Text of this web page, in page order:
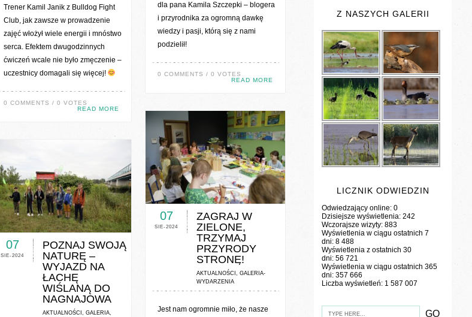
Z NASZYCH GALERII
LICZNIK ODWIEDZIN
Odwiedzający online:0
Dzisiejsze wyświetlenia:242
Wczorajsze wizyty:883
Wyświetlenia w ciągu ostatnich 7
dni:8 488
Wyświetlenia z ostatnich 30
dni:56 721
Wyświetlenia w ciągu ostatnich 365
dni:357 666
Liczba wyświetleń: 1 587 007
dla pana Kamila Szczepki – blogera
i przyrodnika za ogromną dawkę
wiedzy i pasji, którą się z nami
podzielił!
0 COMMENTS / 0 VOTES
READ MORE
Trener Kamil Janik z Bulldog Fight
Club, jak zawsze w prowadzenie
zajęć włożył wiele energii i mnóstwo
serca. Efektem dwugodzinnych
ćwiczeń wcale nie było zmęczenie –
uczestnicy domagali się więcej!
0 COMMENTS / 0 VOTES
READ MORE
0 COMMENTS / 0 VOTES
07
SIE-2024
ZAGRAJ W
ZIELONE,
TRZYMAJ
PRZYRODY
STRONĘ!
AKTUALNOŚCI , GALERIA-
WYDARZENIA
Jest nam ogromnie miło, że nasze
0 COMMENTS / 0 VOTES
07
SIE-2024
POZNAJ SWOJĄ
NATURĘ –
WYJAZD NA
ŁACHĘ
WIŚLANĄ DO
NAGNAJOWA
AKTUALNOŚCI , GALERIA,